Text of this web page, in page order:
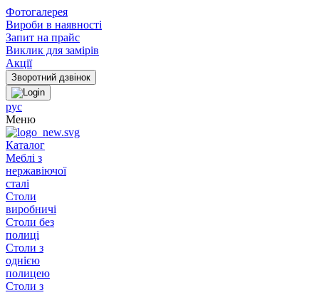
Фотогалерея
Вироби в наявності
Запит на прайс
Виклик для замірів
Акції
рус
Меню
Каталог
Меблі з
нержавіючої
сталі
Столи
виробничі
Столи без
полиці
Столи з
однією
полицею
Столи з